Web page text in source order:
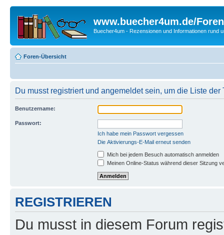
www.buecher4um.de/Foren
Buecher4um - Rezensionen und Informationen rund
Foren-Übersicht
Du musst registriert und angemeldet sein, um die Liste
Benutzername:
Passwort:
Ich habe mein Passwort vergessen
Die Aktivierungs-E-Mail erneut senden
Mich bei jedem Besuch automatisch anmelden
Meinen Online-Status während dieser Sitzung
REGISTRIEREN
Du musst in diesem Forum